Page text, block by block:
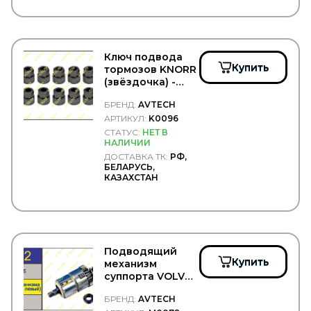
COMBO
COMMA
Connect
CONTINENTAL
CONTITECH
Convitex
COPAR
CORIV
CUMMINS
DAEWOO
DAF
DAHL
DAKEN
DANA
Darwin Plus
Ключ подвода
тормозов KNORR
(звёздочка) -
БРЕНД: AVTECH
АРТИКУЛ: K0096
СТАТУС: НЕТ В
НАЛИЧИИ
ДОСТАВКА ТК: РФ,
БЕЛАРУСЬ,
КАЗАХСТАН
Купить
Подводящий
механизм
суппорта VOLVO
D=12.33мм -
БРЕНД: AVTECH
Купить